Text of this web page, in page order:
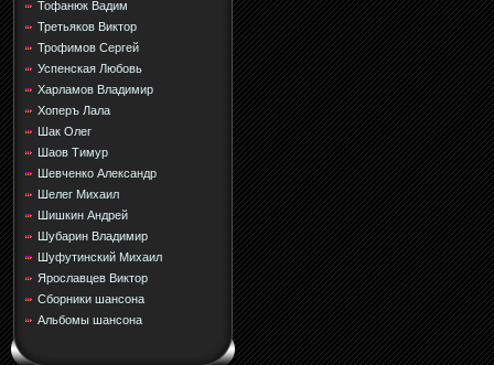
Тофанюк Вадим
Третьяков Виктор
Трофимов Сергей
Успенская Любовь
Харламов Владимир
Хоперъ Лала
Шак Олег
Шаов Тимур
Шевченко Александр
Шелег Михаил
Шишкин Андрей
Шубарин Владимир
Шуфутинский Михаил
Ярославцев Виктор
Сборники шансона
Альбомы шансона